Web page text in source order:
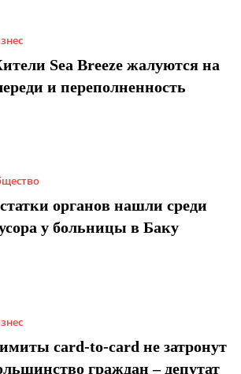
Sea Breeze жалуются на
и переполненность
органов нашли среди
у больницы в Баку
card-to-card не затронут
граждан – депутат